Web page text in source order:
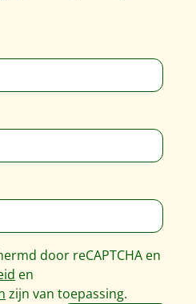
door reCAPTCHA en
en
zijn van toepassing.